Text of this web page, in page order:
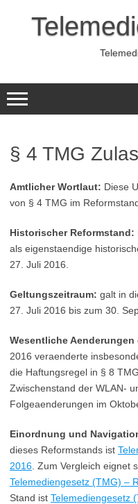
springen
§ 4 TMG
Amtlicher Wortlaut: Diese
von § 4 TMG im
Historischer Reformstand:
als eigenstaendige
27. Juli 2016.
Geltungszeitraum: galt in
27. Juli 2016 bis zum 30.
Wesentliche
2016 veraenderte
die Haftungsregel in § 8
Zwischenstand der WLAN-
Folgeaenderungen im
Einordnung und
dieses Reformstands ist
2016 . Zum Vergleich eignet
Telemediengesetz (TMG) –
Stand ist Telemediengesetz